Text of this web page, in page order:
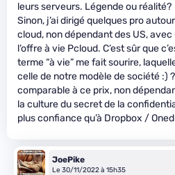
leurs serveurs. Légende ou réalité?
Sinon, j’ai dirigé quelques pro
cloud, non dépendant des US, avec
l’offre à vie Pcloud. C’est sûr que
terme “à vie” me fait sourire,
celle de notre modèle de société :)
comparable à ce prix, non
la culture du secret de la
plus confiance qu’à Dropbox /
JoePike
Le 30/11/2022 à 15h35